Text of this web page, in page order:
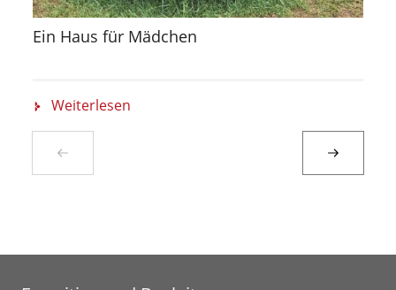
Ein Haus für Mädchen
Weiterlesen